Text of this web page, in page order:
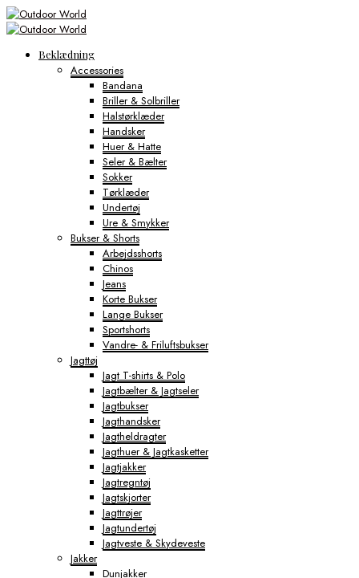
Beklædning
Accessories
Bandana
Briller & Solbriller
Halstørklæder
Handsker
Huer & Hatte
Seler & Bælter
Sokker
Tørklæder
Undertøj
Ure & Smykker
Bukser & Shorts
Arbejdsshorts
Chinos
Jeans
Korte Bukser
Lange Bukser
Sportshorts
Vandre- & Friluftsbukser
Jagttøj
Jagt T-shirts & Polo
Jagtbælter & Jagtseler
Jagtbukser
Jagthandsker
Jagtheldragter
Jagthuer & Jagtkasketter
Jagtjakker
Jagtregntøj
Jagtskjorter
Jagttrøjer
Jagtundertøj
Jagtveste & Skydeveste
Jakker
Dunjakker